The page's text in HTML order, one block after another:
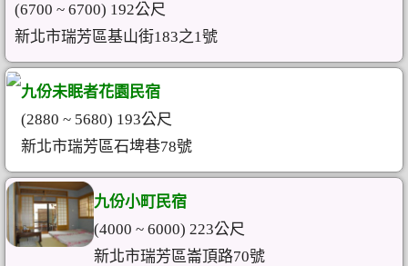
(6700 ~ 6700) 192公尺
新北市瑞芳區基山街183之1號
九份未眠者花園民宿
(2880 ~ 5680) 193公尺
新北市瑞芳區石埤巷78號
九份小町民宿
(4000 ~ 6000) 223公尺
新北市瑞芳區崙頂路70號